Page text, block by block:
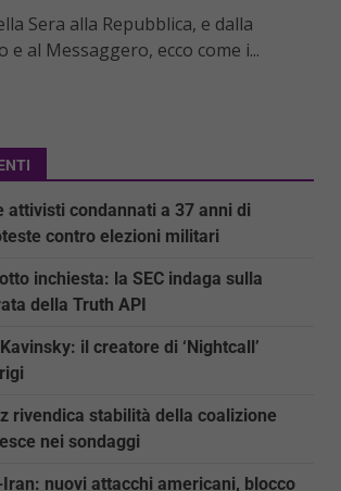
Sera alla Repubblica, e dalla
e al Messaggero, ecco come i...
attivisti condannati a 37 anni di
contro elezioni militari
inchiesta: la SEC indaga sulla
della Truth API
il creatore di ‘Nightcall’
rivendica stabilità della coalizione
nei sondaggi
nuovi attacchi americani, blocco